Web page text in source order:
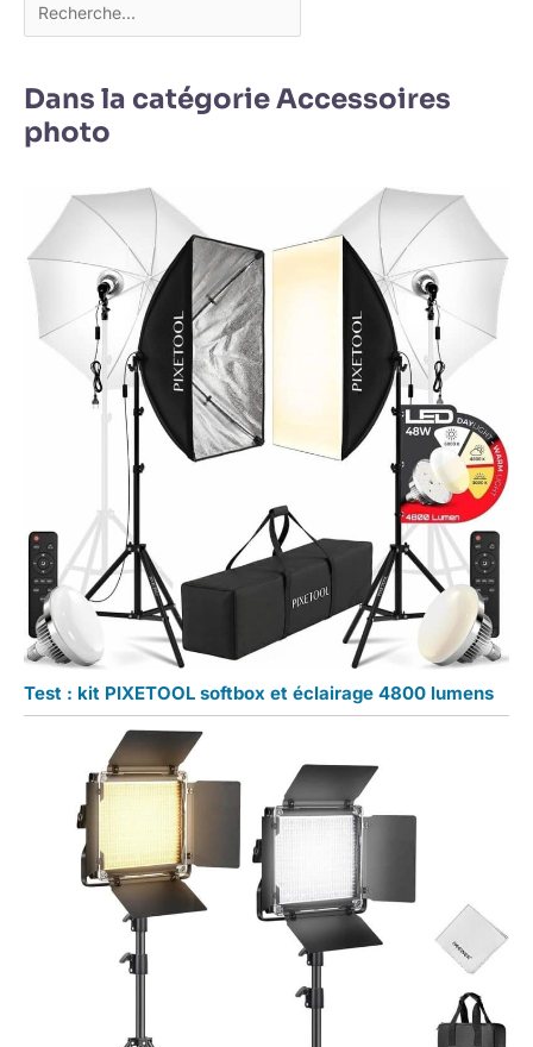
Dans la catégorie Accessoires
photo
Test : kit PIXETOOL softbox et éclairage 4800 lumens